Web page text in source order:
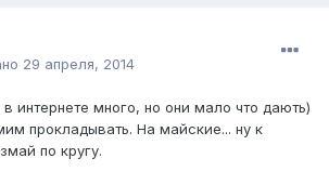
29 апреля, 2014
интернете много, но они мало что дають)
прокладывать. На майские... ну к
по кругу.